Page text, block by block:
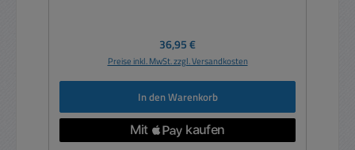
Regulärer Preis:
36,95 €
Preise inkl. MwSt. zzgl. Versandkosten
In den Warenkorb